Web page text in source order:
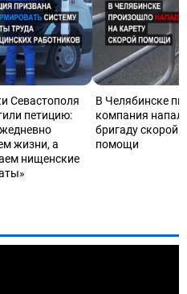
Севастополя
петицию:
жизни, а
нищенские
В Челябинске
компания
бригаду скорой
помощи